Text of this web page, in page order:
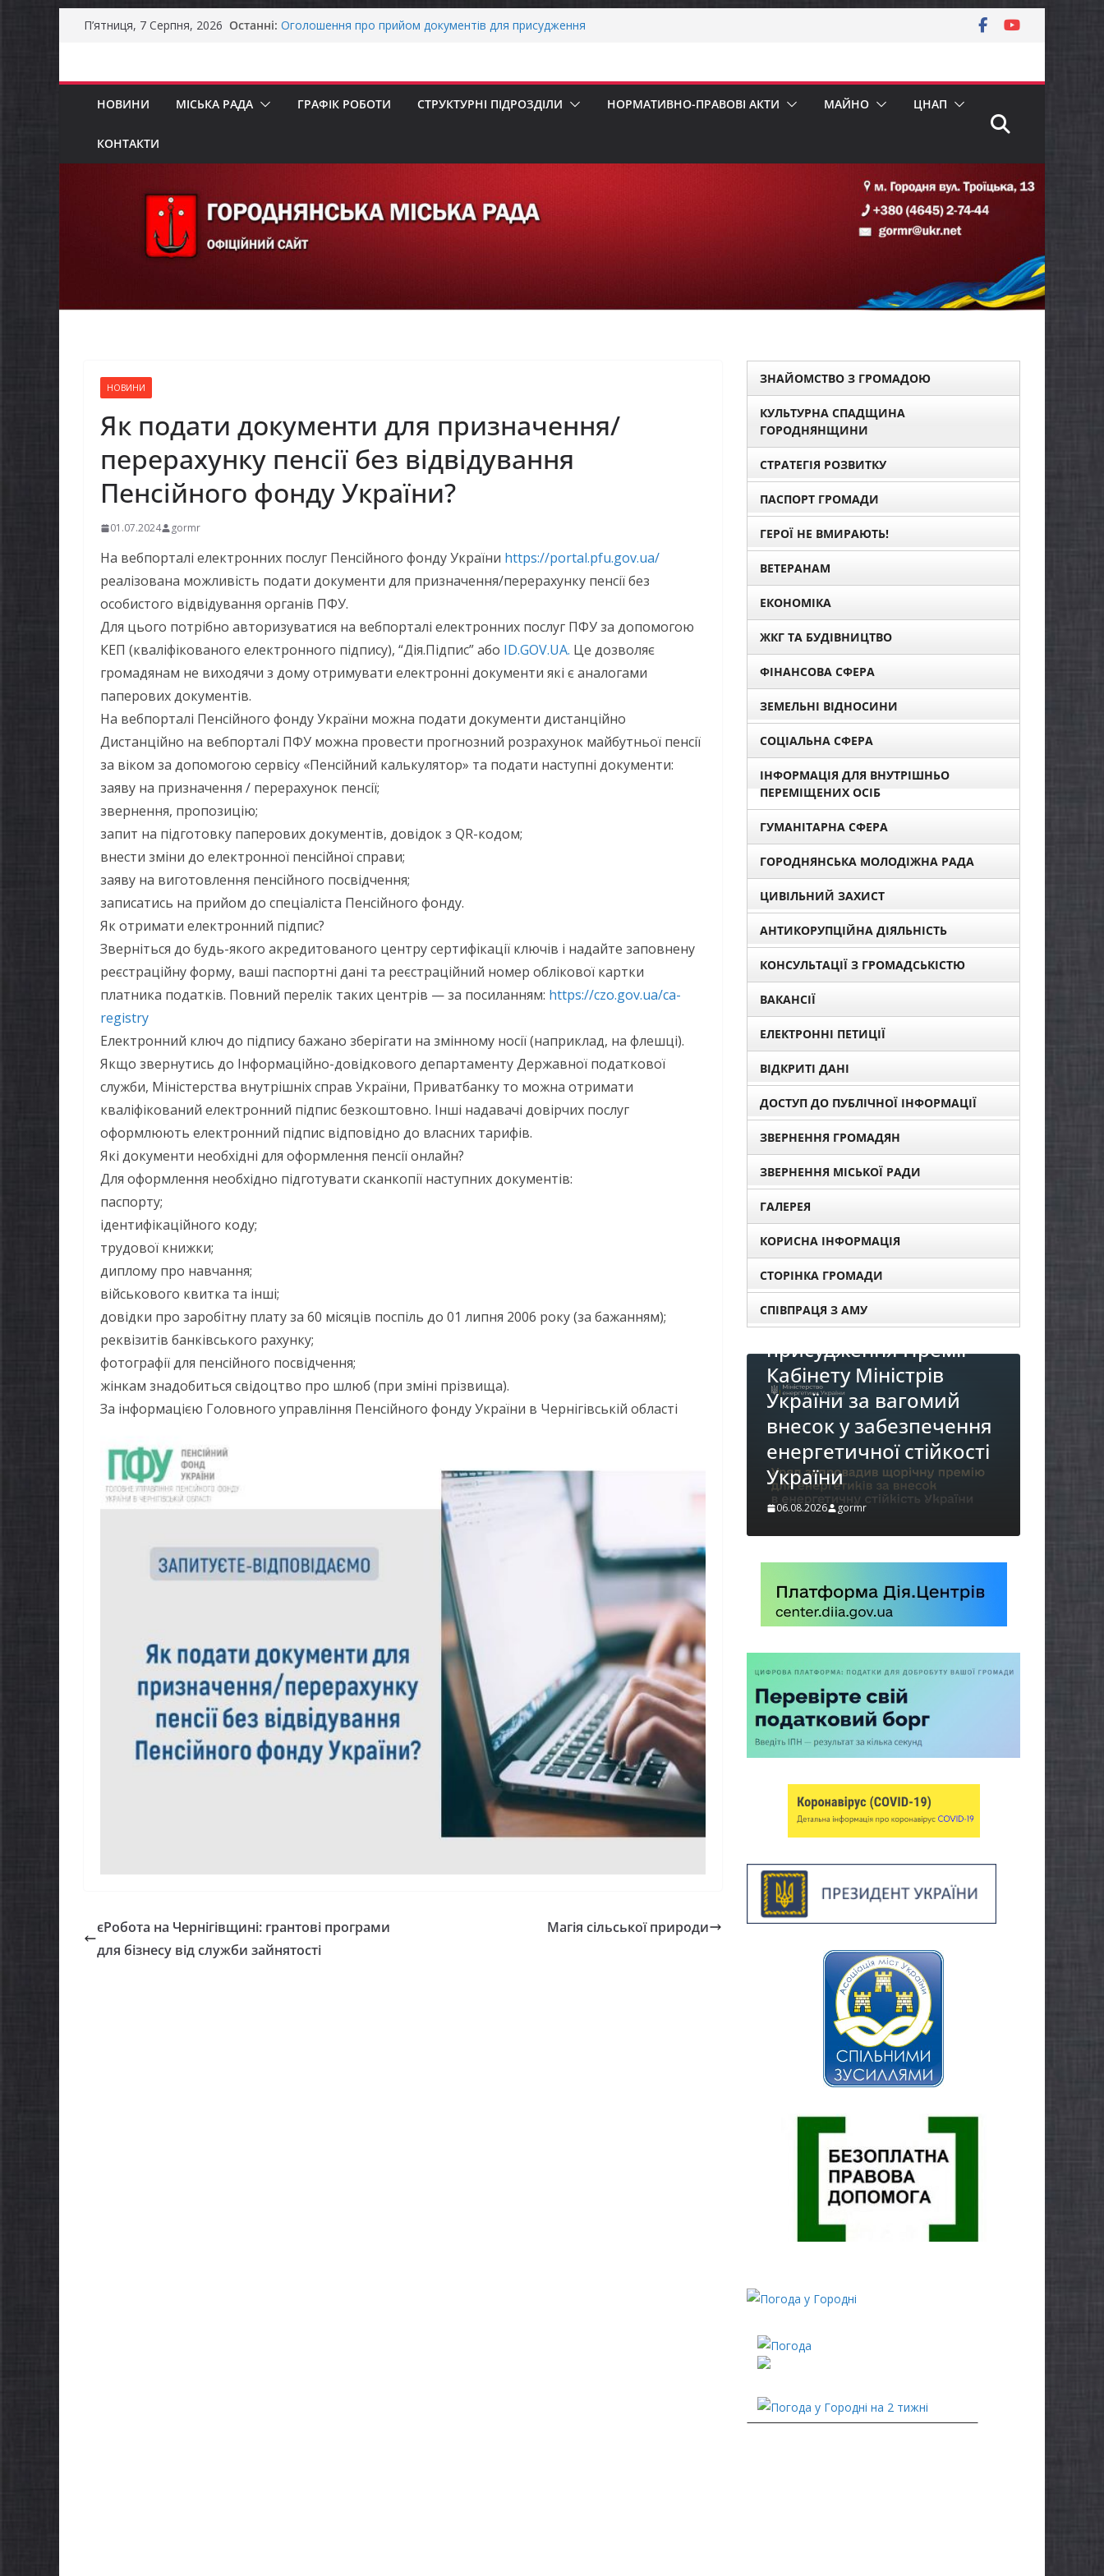
Перейти
П’ятниця, 7 Серпня, 2026 Останні: Оголошення про прийом документів для присудження
бізнесу»
НОВИНИ МІСЬКА РАДА ГРАФІК РОБОТИ СТРУКТУРНІ ПІДРОЗДІЛИ НОРМАТИВНО-ПРАВОВІ АКТИ МАЙНО ЦНАП
КОНТАКТИ
НОВИНИ
Як подати документи для призначення/
перерахунку пенсії без відвідування
Пенсійного фонду України?
01.07.2024 gormr
На вебпорталі електронних послуг Пенсійного фонду України https://portal.pfu.gov.ua/
реалізована можливість подати документи для призначення/перерахунку пенсії без
особистого відвідування органів ПФУ.
Для цього потрібно авторизуватися на вебпорталі електронних послуг ПФУ за допомогою
КЕП (кваліфікованого електронного підпису), “Дія.Підпис” або ID.GOV.UA. Це дозволяє
громадянам не виходячи з дому отримувати електронні документи які є аналогами
паперових документів.
На вебпорталі Пенсійного фонду України можна подати документи дистанційно
Дистанційно на вебпорталі ПФУ можна провести прогнозний розрахунок майбутньої пенсії
за віком за допомогою сервісу «Пенсійний калькулятор» та подати наступні документи:
заяву на призначення / перерахунок пенсії;
звернення, пропозицію;
запит на підготовку паперових документів, довідок з QR-кодом;
внести зміни до електронної пенсійної справи;
заяву на виготовлення пенсійного посвідчення;
записатись на прийом до спеціаліста Пенсійного фонду.
Як отримати електронний підпис?
Зверніться до будь-якого акредитованого центру сертифікації ключів і надайте заповнену
реєстраційну форму, ваші паспортні дані та реєстраційний номер облікової картки
платника податків. Повний перелік таких центрів — за посиланням: https://czo.gov.ua/ca-
registry
Електронний ключ до підпису бажано зберігати на змінному носії (наприклад, на флешці).
Якщо звернутись до Інформаційно-довідкового департаменту Державної податкової
служби, Міністерства внутрішніх справ України, Приватбанку то можна отримати
кваліфікований електронний підпис безкоштовно. Інші надавачі довірчих послуг
оформлюють електронний підпис відповідно до власних тарифів.
Які документи необхідні для оформлення пенсії онлайн?
Для оформлення необхідно підготувати сканкопії наступних документів:
паспорту;
ідентифікаційного коду;
трудової книжки;
диплому про навчання;
військового квитка та інші;
довідки про заробітну плату за 60 місяців поспіль до 01 липня 2006 року (за бажанням);
реквізитів банківського рахунку;
фотографії для пенсійного посвідчення;
жінкам знадобиться свідоцтво про шлюб (при зміні прізвища).
За інформацією Головного управління Пенсійного фонду України в Чернігівській області
єРобота на Чернігівщині: грантові програми
для бізнесу від служби зайнятості
Магія сільської природи
ЗНАЙОМСТВО З ГРОМАДОЮ
КУЛЬТУРНА СПАДЩИНА
ГОРОДНЯНЩИНИ
СТРАТЕГІЯ РОЗВИТКУ
ПАСПОРТ ГРОМАДИ
ГЕРОЇ НЕ ВМИРАЮТЬ!
ВЕТЕРАНАМ
ЕКОНОМІКА
ЖКГ ТА БУДІВНИЦТВО
ФІНАНСОВА СФЕРА
ЗЕМЕЛЬНІ ВІДНОСИНИ
СОЦІАЛЬНА СФЕРА
ІНФОРМАЦІЯ ДЛЯ ВНУТРІШНЬО
ПЕРЕМІЩЕНИХ ОСІБ
ГУМАНІТАРНА СФЕРА
ГОРОДНЯНСЬКА МОЛОДІЖНА РАДА
ЦИВІЛЬНИЙ ЗАХИСТ
АНТИКОРУПЦІЙНА ДІЯЛЬНІСТЬ
КОНСУЛЬТАЦІЇ З ГРОМАДСЬКІСТЮ
ВАКАНСІЇ
ЕЛЕКТРОННІ ПЕТИЦІЇ
ВІДКРИТІ ДАНІ
ДОСТУП ДО ПУБЛІЧНОЇ ІНФОРМАЦІЇ
ЗВЕРНЕННЯ ГРОМАДЯН
ЗВЕРНЕННЯ МІСЬКОЇ РАДИ
ГАЛЕРЕЯ
КОРИСНА ІНФОРМАЦІЯ
СТОРІНКА ГРОМАДИ
СПІВПРАЦЯ З АМУ
Батьки майбутніх
першокласників уже
можуть оформити
«Пакунок школяра»
НОВИНИ
Останніми днями
погода випробовує
справжньою літньою
прийом документів для
присудження Премії
України за вагомий
внесок у забезпечення
енергетичної стійкості
України
06.08.2026
НОВИНИ
До уваги представників
бізнесу!
06.08.2026 gormr